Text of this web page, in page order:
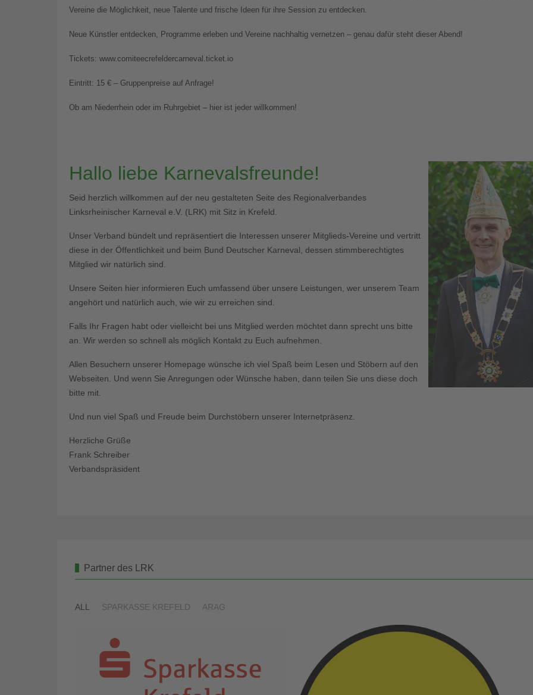
Vereine die Möglichkeit, neue Talente und frische Ideen für ihre Session zu entdecken.
Neue Künstler entdecken, Programme erleben und Vereine nachhaltig vernetzen – genau dafür steht dieser Abend!
Tickets: www.comiteecrefeldercarneval.ticket.io
Eintritt: 15 € – Gruppenpreise auf Anfrage!
Ob am Niederrhein oder im Ruhrgebiet – hier ist jeder willkommen!
Hallo liebe Karnevalsfreunde!
Seid herzlich willkommen auf der neu gestalteten Seite des Regionalverbandes
Linksrheinischer Karneval e.V. (LRK) mit Sitz in Krefeld.
Unser Verband bündelt und repräsentiert die Interessen unserer Mitglieds-Vereine und vertritt
diese in der Öffentlichkeit und beim Bund Deutscher Karneval, dessen stimmberechtigtes
Mitglied wir natürlich sind.
Unsere Seiten hier informieren Euch umfassend über unsere Leistungen, wer unserem Team
angehört und natürlich auch, wie wir zu erreichen sind.
Falls Ihr Fragen habt oder vielleicht bei uns Mitglied werden möchtet dann sprecht uns bitte
an. Wir werden so schnell als möglich Kontakt zu Euch aufnehmen.
Allen Besuchern unserer Homepage wünsche ich viel Spaß beim Lesen und Stöbern auf den
Webseiten. Und wenn Sie Anregungen oder Wünsche haben, dann teilen Sie uns diese doch
bitte mit.
Und nun viel Spaß und Freude beim Durchstöbern unserer Internetpräsenz.
Herzliche Grüße
Frank Schreiber
Verbandspräsident
Partner des LRK
ALL SPARKASSE KREFELD ARAG